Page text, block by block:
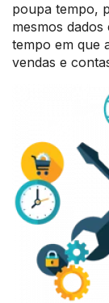
poupa tempo,
mesmos
tempo em que
vendas e